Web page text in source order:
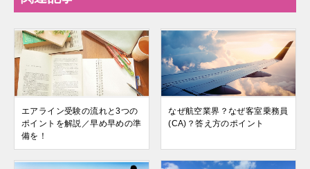
エアライン受験の流れと3つの
ポイントを解説／早め早めの準
備を！
なぜ航空業界？なぜ客室乗務員
(CA)？答え方のポイント